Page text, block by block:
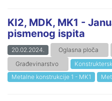
KI2, MDK, MK1 -
pismenog ispita
20.02.2024. Oglasna ploča
Građevinarstvo
Metalne konstrukcije 1 - MK1